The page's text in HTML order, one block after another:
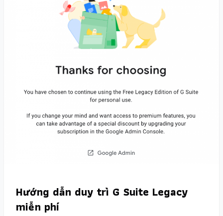
Hướng dẫn duy trì G Suite Legacy
miễn phí